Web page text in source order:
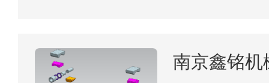
南京鑫铭机